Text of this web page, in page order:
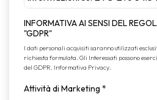
INFORMATIVA AI SENSI DEL
"GDPR"
I dati personali acquisiti saranno utilizzati
richiesta formulata. Gli Interessati possono
del GDPR. Informativa Privacy.
Attività di Marketing *